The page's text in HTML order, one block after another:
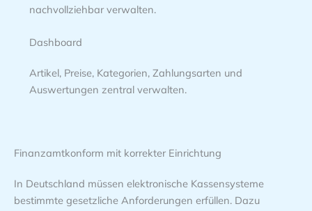
nachvollziehbar verwalten.
Dashboard
Artikel, Preise, Kategorien, Zahlungsarten und
Auswertungen zentral verwalten.
Finanzamtkonform mit korrekter Einrichtung
In Deutschland müssen elektronische Kassensysteme
bestimmte gesetzliche Anforderungen erfüllen. Dazu